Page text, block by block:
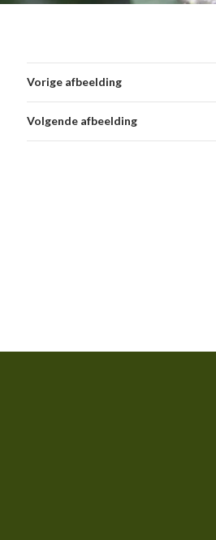
Vorige afbeelding
Volgende afbeelding